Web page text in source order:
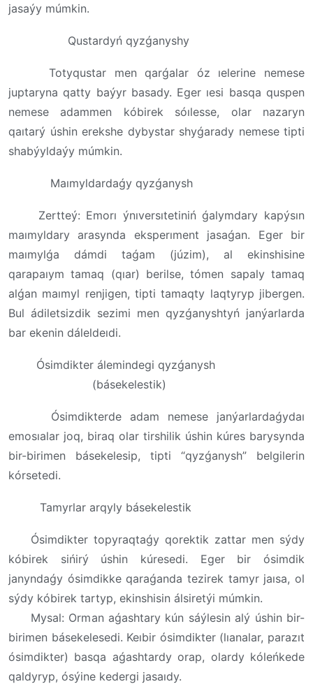
jasaýy múmkin.
Qustardyń qyzǵanyshy
Totyqustar men qarǵalar óz ıelerine nemese
juptaryna qatty baýyr basady. Eger ıesi basqa quspen
nemese adammen kóbirek sóılesse, olar nazaryn
qaıtarý úshin erekshe dybystar shyǵarady nemese tipti
shabýyldaýy múmkin.
Maımyldardaǵy qyzǵanysh
Zertteý: Emorı ýnıversıtetiniń ǵalymdary kapýsın
maımyldary arasynda eksperıment jasaǵan. Eger bir
maımylǵa dámdi taǵam (júzim), al ekinshisine
qarapaıym tamaq (qıar) berilse, tómen sapaly tamaq
alǵan maımyl renjigen, tipti tamaqty laqtyryp jibergen.
Bul ádiletsizdik sezimi men qyzǵanyshtyń janýarlarda
bar ekenin dáleldeıdi.
Ósimdikter álemindegi qyzǵanysh
(básekelestik)
Ósimdikterde adam nemese janýarlardaǵydaı
emosıalar joq, biraq olar tirshilik úshin kúres barysynda
bir-birimen básekelesip, tipti “qyzǵanysh” belgilerin
kórsetedi.
Tamyrlar arqyly básekelestik
Ósimdikter topyraqtaǵy qorektik zattar men sýdy
kóbirek sińirý úshin kúresedi. Eger bir ósimdik
janyndaǵy ósimdikke qaraǵanda tezirek tamyr jaısa, ol
sýdy kóbirek tartyp, ekinshisin álsiretýi múmkin.
Mysal: Orman aǵashtary kún sáýlesin alý úshin bir-
birimen básekelesedi. Keıbir ósimdikter (lıanalar, parazıt
ósimdikter) basqa aǵashtardy orap, olardy kóleńkede
qaldyryp, ósýine kedergi jasaıdy.